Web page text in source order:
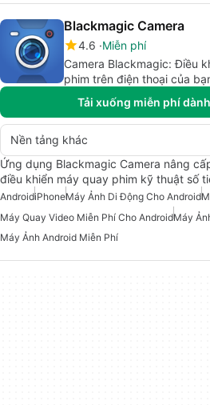
Blackmagic Camera
4.6 Miễn phí
Camera Blackmagic: Điều
phim trên điện thoại của
Tải xuống miễn phí
Nền tảng khác
Ứng dụng Blackmagic Camera nâng
điều khiển máy quay phim kỹ thuật số
AndroidiPhoneMáy Ảnh Di Động Cho Android
Máy Quay Video Miễn Phí Cho AndroidMáy
Máy Ảnh Android Miễn Phí